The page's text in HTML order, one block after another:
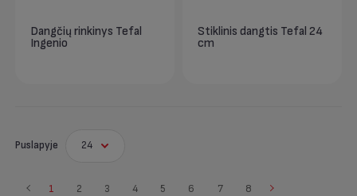
Dangčių rinkinys Tefal
Ingenio
Stiklinis dangtis Tefal 24
cm
Puslapyje 24
1 2 3 4 5 6 7 8